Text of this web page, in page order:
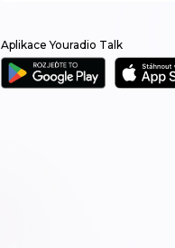
Aplikace Youradio Talk